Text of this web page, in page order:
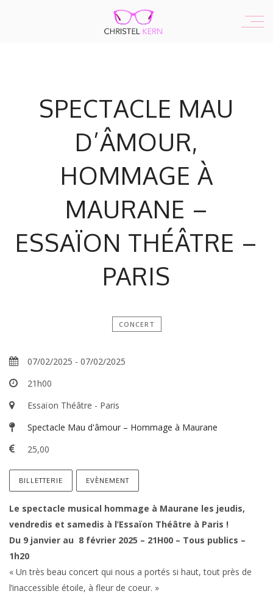
SPECTACLE MAU
D’ÂMOUR,
HOMMAGE À
MAURANE –
ESSAÏON THÉÂTRE –
PARIS
CONCERT
07/02/2025 - 07/02/2025
21h00
Essaïon Théâtre - Paris
Spectacle Mau d'âmour – Hommage à Maurane
25,00
BILLETTERIE EVÈNEMENT
Le spectacle musical hommage à Maurane les jeudis,
vendredis et samedis à l’Essaïon Théâtre à Paris !
Du 9 janvier au 8 février 2025 – 21H00 – Tous publics –
1h20
« Un très beau concert qui nous a portés si haut, tout près de
l’inaccessible étoile, à fleur de coeur. »